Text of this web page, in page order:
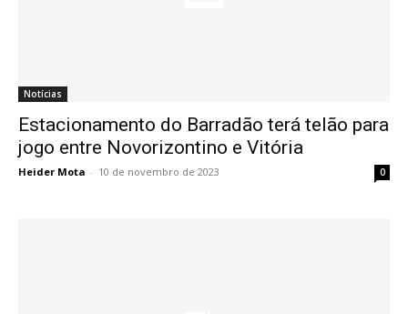
Notícias
Estacionamento do Barradão terá telão para
jogo entre Novorizontino e Vitória
Heider Mota - 10 de novembro de 2023 0